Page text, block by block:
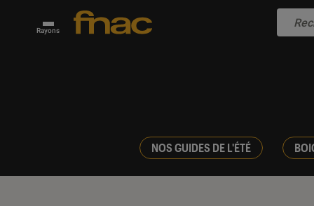
Rayons
NOS GUIDES DE L'ÉTÉ